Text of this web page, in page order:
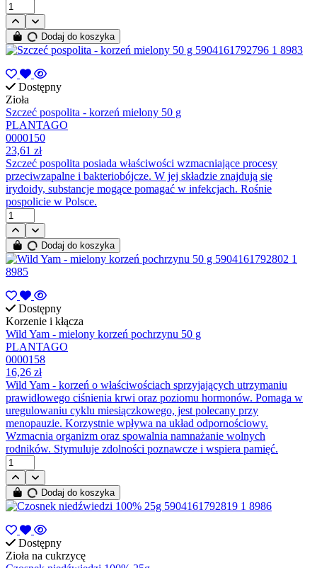
Dodaj do koszyka
Dostępny
Zioła
Szczeć pospolita - korzeń mielony 50 g
PLANTAGO
0000150
23,61 zł
Szczeć pospolita posiada właściwości wzmacniające procesy
przeciwzapalne i bakteriobójcze. W jej składzie znajdują się
irydoidy, substancje mogące pomagać w infekcjach. Rośnie
pospolicie w Polsce.
Dodaj do koszyka
Dostępny
Korzenie i kłącza
Wild Yam - mielony korzeń pochrzynu 50 g
PLANTAGO
0000158
16,26 zł
Wild Yam - korzeń o właściwościach sprzyjających utrzymaniu
prawidłowego ciśnienia krwi oraz poziomu hormonów. Pomaga w
uregulowaniu cyklu miesiączkowego, jest polecany przy
menopauzie. Korzystnie wpływa na układ odpornościowy.
Wzmacnia organizm oraz spowalnia namnażanie wolnych
rodników. Stymuluje zdolności poznawcze i wspiera pamięć.
Dodaj do koszyka
Dostępny
Zioła na cukrzycę